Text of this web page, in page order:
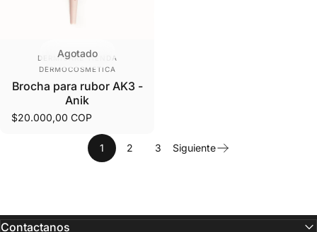
Agotado
Proveedor:
DERMICARE TIENDA
DERMOCOSMETICA
Brocha para rubor AK3 -
Anik
$20.000,00 COP
1 2 3 Siguiente
Contactanos